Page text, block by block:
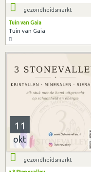
gezondheidsmarkt
Tuin van Gaia
Tuin van Gaia
11
okt
gezondheidsmarkt